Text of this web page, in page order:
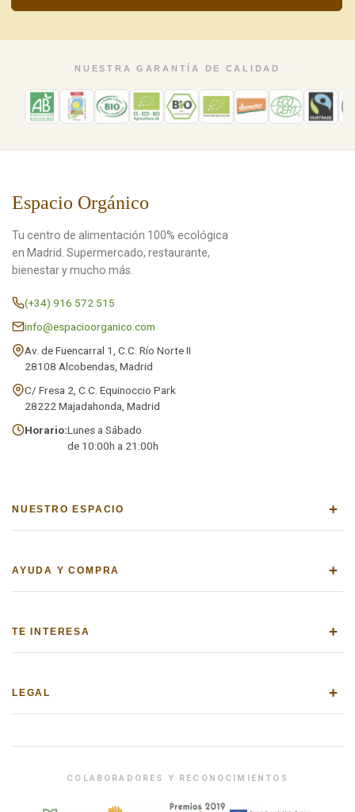
NUESTRA GARANTÍA DE CALIDAD
Espacio Orgánico
Tu centro de alimentación 100% ecológica
en Madrid. Supermercado, restaurante,
bienestar y mucho más.
(+34) 916 572 515
info@espacioorganico.com
Av. de Fuencarral 1, C.C. Río Norte II
28108 Alcobendas, Madrid
C/ Fresa 2, C.C. Equinoccio Park
28222 Majadahonda, Madrid
Horario:Lunes a Sábado
de 10:00h a 21:00h
NUESTRO ESPACIO +
AYUDA Y COMPRA +
TE INTERESA +
LEGAL +
COLABORADORES Y RECONOCIMIENTOS